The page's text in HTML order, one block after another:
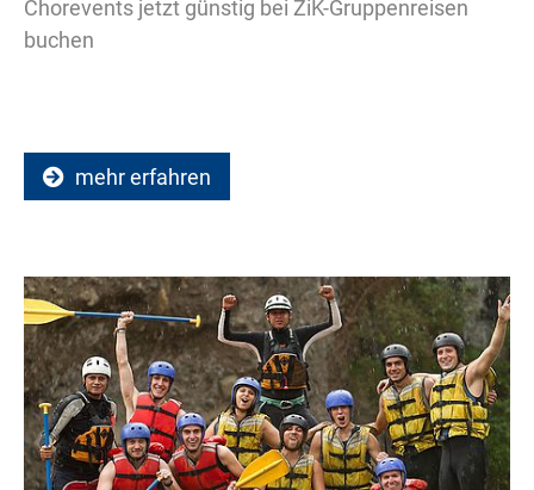
Chorevents jetzt günstig bei ZiK-Gruppenreisen
buchen
mehr erfahren